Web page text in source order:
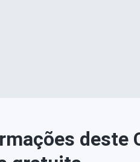
deste